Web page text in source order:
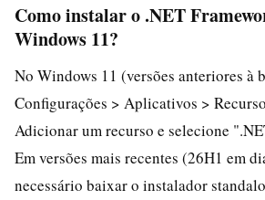
Como instalar o .NET
Windows 11?
No Windows 11 (versões anteriores à
Configurações > Aplicativos >
Adicionar um recurso e selecione
Em versões mais recentes (26H1 em
necessário baixar o instalador